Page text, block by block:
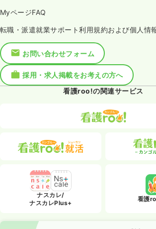
MyページFAQ
転職・派遣就業サポート利用規約および個人情
お問い合わせフォーム
採用・求人掲載をお考えの方へ
看護roo!の関連サービス
ナスカレ/
ナスカレPlus+
看護